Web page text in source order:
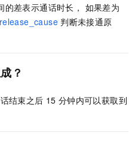
的差表示通话时长， 如果差为
release_cause 判断未接通原
？
结束之后 15 分钟内可以获取到